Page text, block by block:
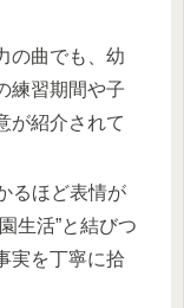
の曲でも、幼
練習期間や子
が紹介されて
るほど表情が
生活”と結びつ
実を丁寧に拾